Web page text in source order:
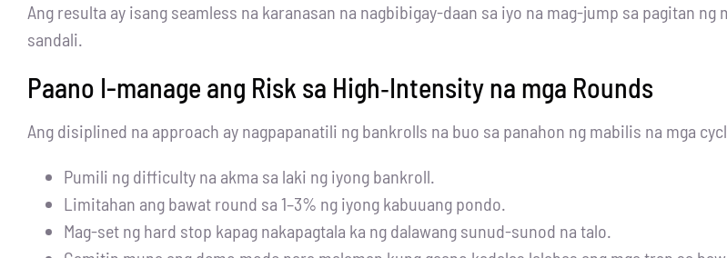
Ang resulta ay isang seamless na karanasan na nagbibigay-daan sa iyo na mag-jump sa pagitan
sandali.
Paano I-manage ang Risk sa High‑Intensity na mga Rounds
Ang disiplined na approach ay nagpapanatili ng bankrolls na buo sa panahon ng mabilis na mga
Pumili ng difficulty na akma sa laki ng iyong bankroll.
Limitahan ang bawat round sa 1–3% ng iyong kabuuang pondo.
Mag-set ng hard stop kapag nakapagtala ka ng dalawang sunud-sunod na talo.